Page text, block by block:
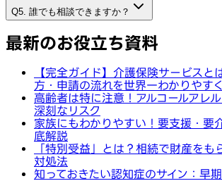
Q5. 誰でも相談できますか？
最新のお役立ち資料
【完全ガイド】介護保険サービスと
方・申請の流れを世界一わかりやす
高齢者は特に注意！アルコールアレ
深刻なリスク
家族にもわかりやすい！要支援・要
底解説
「特別受益」とは？相続で財産をも
対処法
知っておきたい認知症のサイン：早